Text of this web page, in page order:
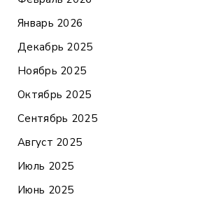
Январь 2026
Декабрь 2025
Ноябрь 2025
Октябрь 2025
Сентябрь 2025
Август 2025
Июль 2025
Июнь 2025